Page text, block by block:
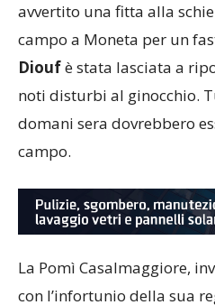
avvertito una fitta alla
campo a Moneta per un
Dioufè stata lasciata a
noti disturbi al ginocchio.
domani sera dovrebbero
campo.
La Pomì Casalmaggiore,
con l’infortunio della sua